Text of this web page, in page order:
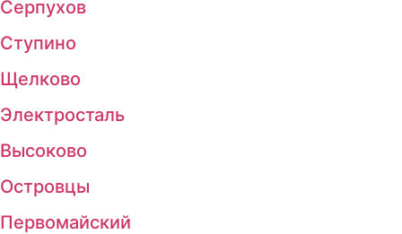
Серпухов
Ступино
Щелково
Электросталь
Высоково
Островцы
Первомайский